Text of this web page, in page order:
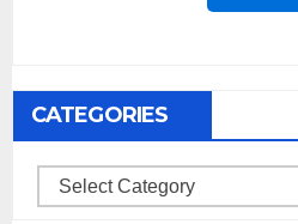
CATEGORIES
Categories